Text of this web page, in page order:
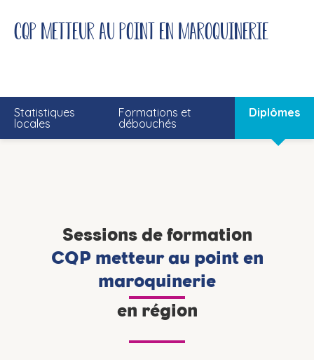
CQP metteur au point en maroquinerie
Statistiques
locales
Formations et
débouchés
Diplômes
Sessions de formation
CQP metteur au point en
maroquinerie
en région